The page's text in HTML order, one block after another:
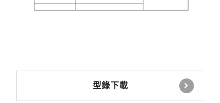
型錄下載